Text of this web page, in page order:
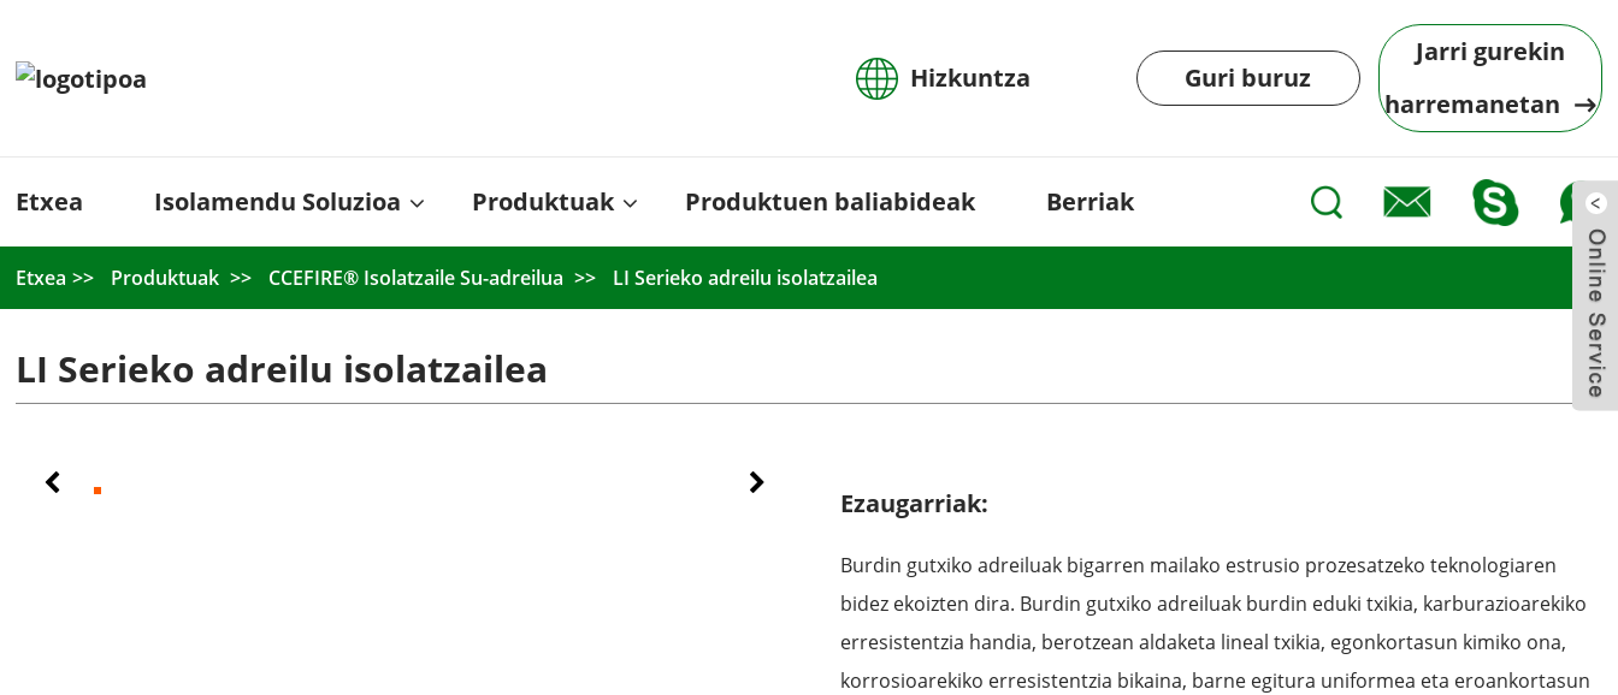
Hizkuntza Guri buruz
Jarri gurekin
harremanetan
Etxea Isolamendu Soluzioa Produktuak Produktuen baliabideak Berriak
Etxea Produktuak CCEFIRE® Isolatzaile Su-adreilua LI Serieko adreilu isolatzailea
LI Serieko adreilu isolatzailea
Ezaugarriak:
Burdin gutxiko adreiluak bigarren mailako estrusio prozesatzeko teknologiaren
bidez ekoizten dira. Burdin gutxiko adreiluak burdin eduki txikia, karburazioarekiko
erresistentzia handia, berotzean aldaketa lineal txikia, egonkortasun kimiko ona,
korrosioarekiko erresistentzia bikaina, barne egitura uniformea ​​eta eroankortasun